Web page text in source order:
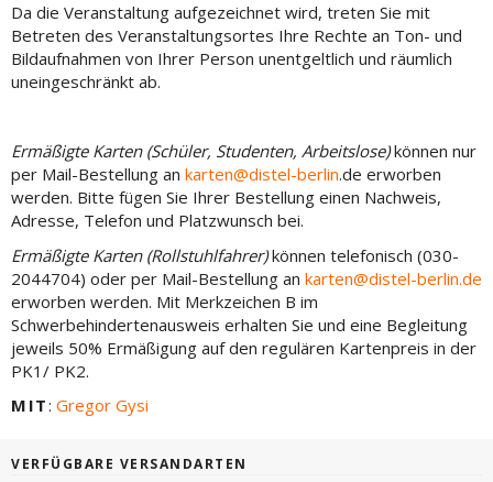
Da die Veranstaltung aufgezeichnet wird, treten Sie mit
Betreten des Veranstaltungsortes Ihre Rechte an Ton- und
Bildaufnahmen von Ihrer Person unentgeltlich und räumlich
uneingeschränkt ab.
Ermäßigte Karten (Schüler, Studenten, Arbeitslose)können nur
per Mail-Bestellung an karten@distel-berlin.de erworben
werden. Bitte fügen Sie Ihrer Bestellung einen Nachweis,
Adresse, Telefon und Platzwunsch bei.
Ermäßigte Karten (Rollstuhlfahrer)können telefonisch (030-
2044704) oder per Mail-Bestellung an karten@distel-berlin.de
erworben werden. Mit Merkzeichen B im
Schwerbehindertenausweis erhalten Sie und eine Begleitung
jeweils 50% Ermäßigung auf den regulären Kartenpreis in der
PK1/ PK2.
MIT: Gregor Gysi
VERFÜGBARE VERSANDARTEN